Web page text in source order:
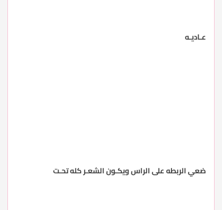
عـاديـه
ضعي الربطه على الراس ويكـون الشعـر كله تحـت